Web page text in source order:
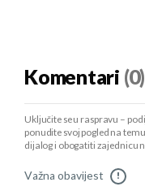
Komentari (0)
Uključite se u raspravu –
ponudite svoj pogled na
dijalog i obogatiti zajednicu
Važna obavijest !